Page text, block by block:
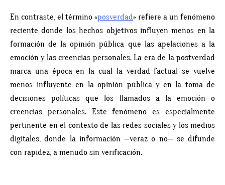
En contraste, el término «posverdad» refiere a un fenómeno
reciente donde los hechos objetivos influyen menos en la
formación de la opinión pública que las apelaciones a la
emoción y las creencias personales. La era de la postverdad
marca una época en la cual la verdad factual se vuelve
menos influyente en la opinión pública y en la toma de
decisiones políticas que los llamados a la emoción o
creencias personales. Este fenómeno es especialmente
pertinente en el contexto de las redes sociales y los medios
digitales, donde la información —veraz o no— se difunde
con rapidez, a menudo sin verificación.